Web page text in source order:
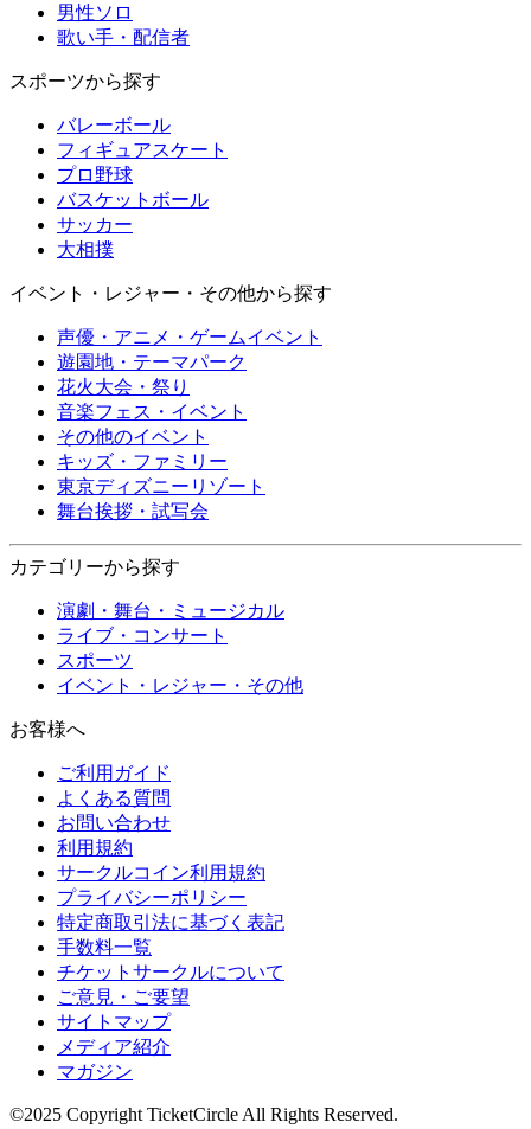
男性ソロ
歌い手・配信者
スポーツから探す
バレーボール
フィギュアスケート
プロ野球
バスケットボール
サッカー
大相撲
イベント・レジャー・その他から探す
声優・アニメ・ゲームイベント
遊園地・テーマパーク
花火大会・祭り
音楽フェス・イベント
その他のイベント
キッズ・ファミリー
東京ディズニーリゾート
舞台挨拶・試写会
カテゴリーから探す
演劇・舞台・ミュージカル
ライブ・コンサート
スポーツ
イベント・レジャー・その他
お客様へ
ご利用ガイド
よくある質問
お問い合わせ
利用規約
サークルコイン利用規約
プライバシーポリシー
特定商取引法に基づく表記
手数料一覧
チケットサークルについて
ご意見・ご要望
サイトマップ
メディア紹介
マガジン
©2025 Copyright TicketCircle All Rights Reserved.